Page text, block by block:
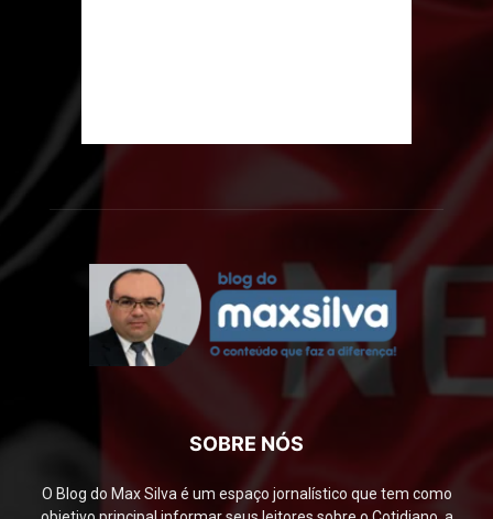
SOBRE NÓS
O Blog do Max Silva é um espaço jornalístico que tem como